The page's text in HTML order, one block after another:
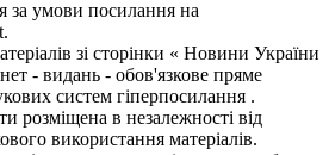
за умови посилання на
зі сторінки « Новини України
- видань - обов'язкове пряме
систем гіперпосилання .
розміщена в незалежності від
використання матеріалів.